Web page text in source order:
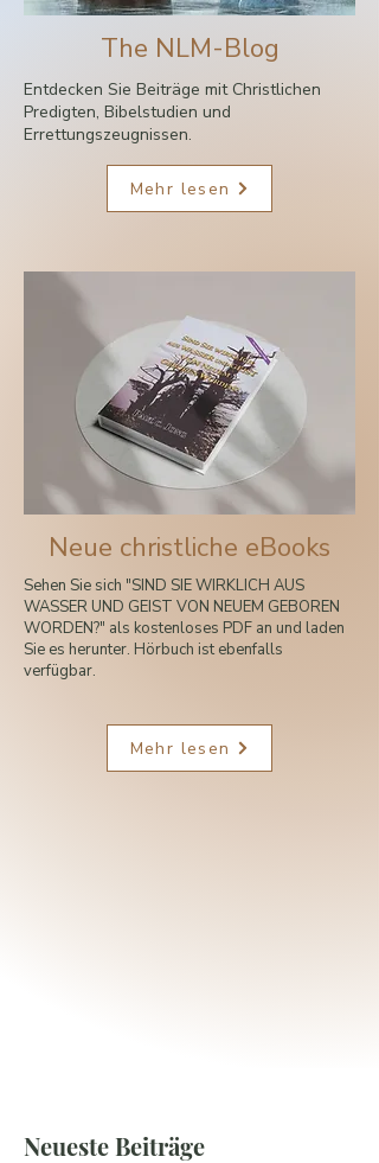
The NLM-Blog
Entdecken Sie Beiträge mit Christlichen
Predigten, Bibelstudien und
Errettungszeugnissen.
Mehr lesen
Neue christliche eBooks
Sehen Sie sich "SIND SIE WIRKLICH AUS
WASSER UND GEIST VON NEUEM GEBOREN
WORDEN?" als kostenloses PDF an und laden
Sie es herunter. Hörbuch ist ebenfalls
verfügbar.
Mehr lesen
Neueste Beiträge